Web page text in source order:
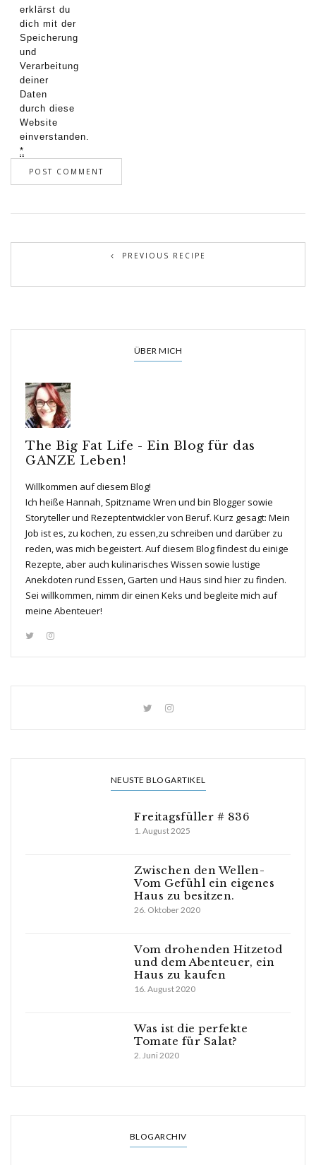
erklärst du
dich mit der
Speicherung
und
Verarbeitung
deiner
Daten
durch diese
Website
einverstanden.
*
PREVIOUS RECIPE
ÜBER MICH
The Big Fat Life - Ein Blog für das
GANZE Leben!
Willkommen auf diesem Blog!
Ich heiße Hannah, Spitzname Wren und bin Blogger sowie
Storyteller und Rezeptentwickler von Beruf. Kurz gesagt: Mein
Job ist es, zu kochen, zu essen,zu schreiben und darüber zu
reden, was mich begeistert. Auf diesem Blog findest du einige
Rezepte, aber auch kulinarisches Wissen sowie lustige
Anekdoten rund Essen, Garten und Haus sind hier zu finden.
Sei willkommen, nimm dir einen Keks und begleite mich auf
meine Abenteuer!
NEUSTE BLOGARTIKEL
Freitagsfüller # 836
1. August 2025
Zwischen den Wellen-
Vom Gefühl ein eigenes
Haus zu besitzen.
26. Oktober 2020
Vom drohenden Hitzetod
und dem Abenteuer, ein
Haus zu kaufen
16. August 2020
Was ist die perfekte
Tomate für Salat?
2. Juni 2020
BLOGARCHIV